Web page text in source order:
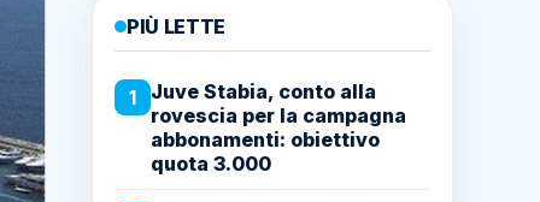
PIÙ LETTE
1
Juve Stabia, conto alla
rovescia per la campagna
abbonamenti: obiettivo
quota 3.000